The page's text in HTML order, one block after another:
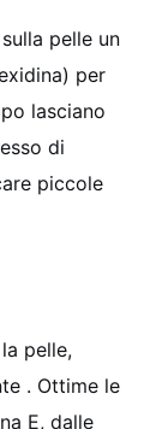
pelle un
per
lasciano
di
piccole
pelle,
. Ottime le
E, dalle